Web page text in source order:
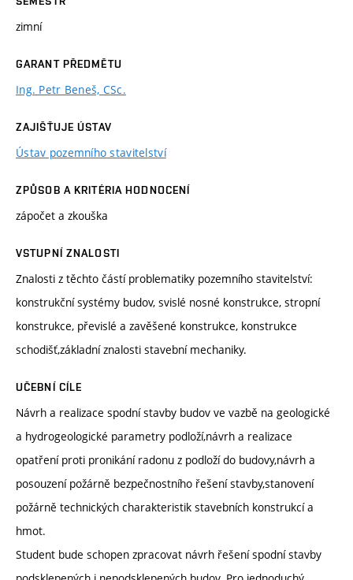
zimní
GARANT PŘEDMĚTU
Ing. Petr Beneš, CSc.
ZAJIŠŤUJE ÚSTAV
Ústav pozemního stavitelství
ZPŮSOB A KRITÉRIA HODNOCENÍ
zápočet a zkouška
VSTUPNÍ ZNALOSTI
Znalosti z těchto částí problematiky pozemního stavitelství:
konstrukční systémy budov, svislé nosné konstrukce, stropní
konstrukce, převislé a zavěšené konstrukce, konstrukce
schodišť,základní znalosti stavební mechaniky.
UČEBNÍ CÍLE
Návrh a realizace spodní stavby budov ve vazbě na geologické
a hydrogeologické parametry podloží,návrh a realizace
opatření proti pronikání radonu z podloží do budovy,návrh a
posouzení požárně bezpečnostního řešení stavby,stanovení
požárně technických charakteristik stavebních konstrukcí a
hmot.
Student bude schopen zpracovat návrh řešení spodní stavby